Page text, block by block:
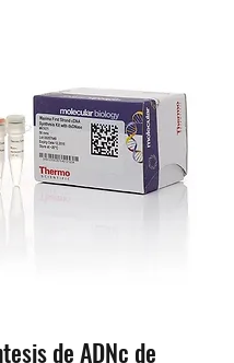
de ADNc de